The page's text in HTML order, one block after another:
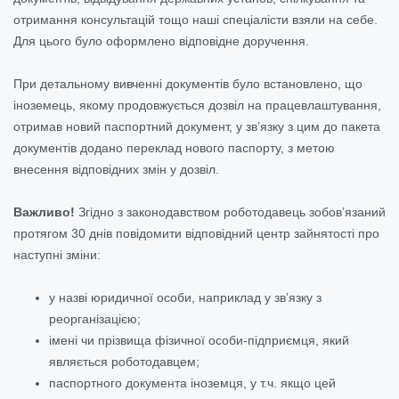
отримання консультацій тощо наші спеціалісти взяли на себе.
Для цього було оформлено відповідне доручення.
При детальному вивченні документів було встановлено, що
іноземець, якому продовжується дозвіл на працевлаштування,
отримав новий паспортний документ, у зв’язку з цим до пакета
документів додано переклад нового паспорту, з метою
внесення відповідних змін у дозвіл.
Важливо! Згідно з законодавством роботодавець зобов’язаний
протягом 30 днів повідомити відповідний центр зайнятості про
наступні зміни:
у назві юридичної особи, наприклад у зв’язку з
реорганізацією;
імені чи прізвища фізичної особи-підприємця, який
являється роботодавцем;
паспортного документа іноземця, у т.ч. якщо цей